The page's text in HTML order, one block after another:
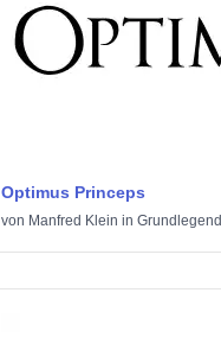
Optimus Princeps
von Manfred Klein in Grundlegend